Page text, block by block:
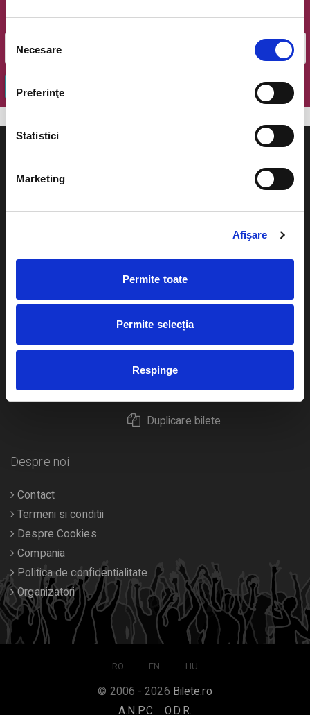
Selecția
consimțământului
Necesare
Preferinţe
Statistici
Marketing
Afişare
Permite toate
Permite selecția
Respinge
Email
Plata online sau cash
Livrare prin curier
Duplicare bilete
Concerte si
Sport
Despre noi
Contact
Termeni si conditii
Despre Cookies
Compania
Politica de confidentialitate
Organizatori
RO EN HU
© 2006 - 2026 Bilete.ro
A.N.P.C.
O.D.R.